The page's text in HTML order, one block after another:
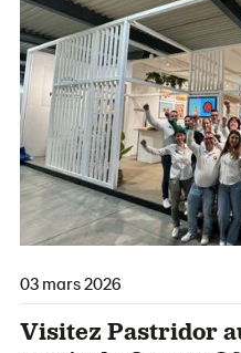
03 mars 2026
Visitez Pastridor